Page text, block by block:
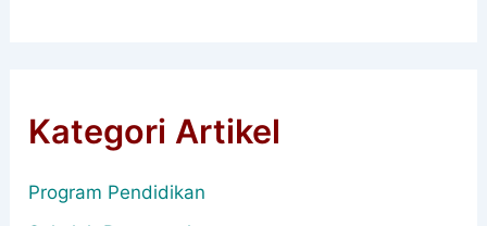
Kategori Artikel
Program Pendidikan